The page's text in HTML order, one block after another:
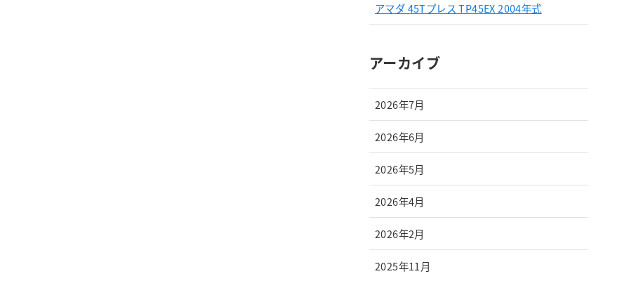
アマダ 45Tプレス TP45EX 2004年式
アーカイブ
2026年7月
2026年6月
2026年5月
2026年4月
2026年2月
2025年11月